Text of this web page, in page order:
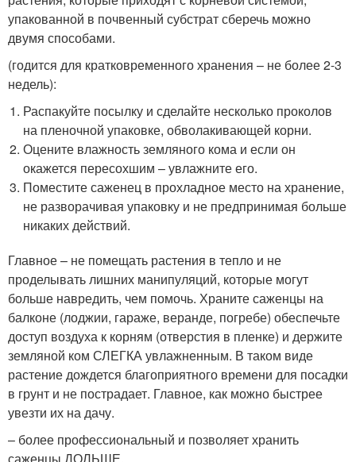
упакованной в почвенный субстрат сберечь можно
двумя способами.
(годится для кратковременного хранения – не более 2-3
недель):
Распакуйте посылку и сделайте несколько проколов
на пленочной упаковке, обволакивающей корни.
Оцените влажность земляного кома и если он
окажется пересохшим – увлажните его.
Поместите саженец в прохладное место на хранение,
не разворачивая упаковку и не предпринимая больше
никаких действий.
Главное – не помещать растения в тепло и не
проделывать лишних манипуляций, которые могут
больше навредить, чем помочь. Храните саженцы на
балконе (лоджии, гараже, веранде, погребе) обеспечьте
доступ воздуха к корням (отверстия в пленке) и держите
земляной ком СЛЕГКА увлажненным. В таком виде
растение дождется благоприятного времени для посадки
в грунт и не пострадает. Главное, как можно быстрее
увезти их на дачу.
– более профессиональный и позволяет хранить